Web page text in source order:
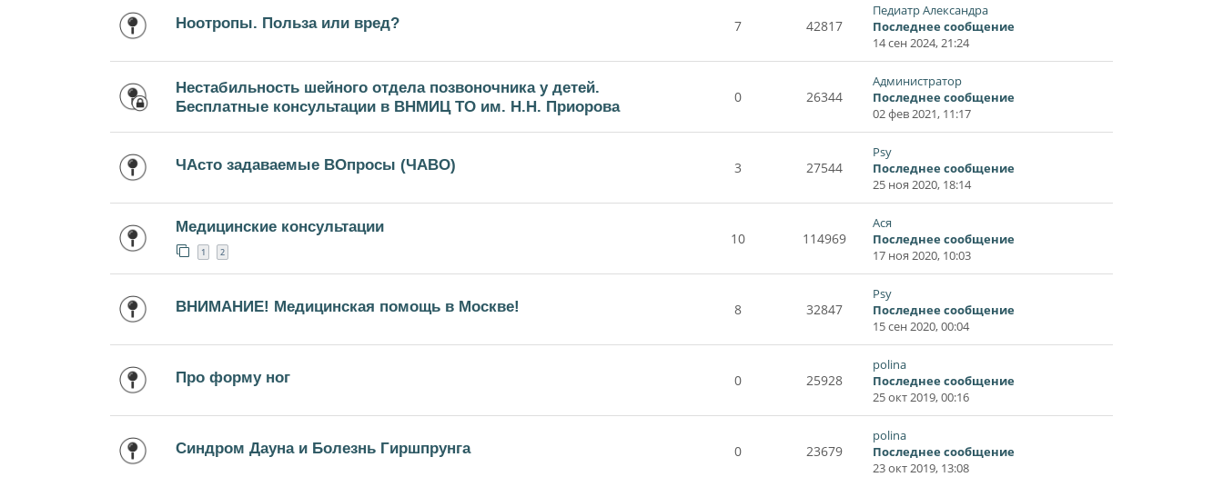
Ноотропы. Польза или вред? 7 42817
Педиатр Александра
Последнее сообщение
14 сен 2024, 21:24
Нестабильность шейного отдела позвоночника у детей.
Бесплатные консультации в ВНМИЦ ТО им. Н.Н. Приорова
0 26344
Администратор
Последнее сообщение
02 фев 2021, 11:17
ЧАсто задаваемые ВОпросы (ЧАВО) 3 27544
Psy
Последнее сообщение
25 ноя 2020, 18:14
Медицинские консультации
1 2
10 114969
Ася
Последнее сообщение
17 ноя 2020, 10:03
ВНИМАНИЕ! Медицинская помощь в Москве! 8 32847
Psy
Последнее сообщение
15 сен 2020, 00:04
Про форму ног 0 25928
polina
Последнее сообщение
25 окт 2019, 00:16
Синдром Дауна и Болезнь Гиршпрунга 0 23679
polina
Последнее сообщение
23 окт 2019, 13:08